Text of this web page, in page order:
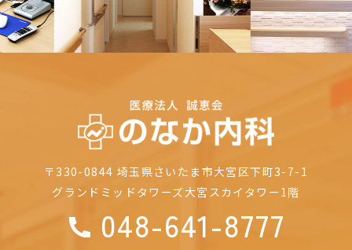
〒330-0844 埼玉県さいたま市大宮区下町3-7-1
グランドミッドタワーズ大宮 スカイタワー1階
048-641-8777